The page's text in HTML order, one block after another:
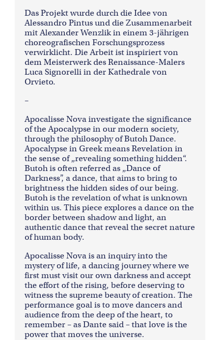
Das Projekt wurde durch die Idee von
Alessandro Pintus und die Zusammenarbeit
mit Alexander Wenzlik in einem 3-jährigen
choreografischen Forschungsprozess
verwirklicht. Die Arbeit ist inspiriert von
dem Meisterwerk des Renaissance-Malers
Luca Signorelli in der Kathedrale von
Orvieto.
–
Apocalisse Nova investigate the significance
of the Apocalypse in our modern society,
through the philosophy of Butoh Dance.
Apocalypse in Greek means Revelation in
the sense of „revealing something hidden“.
Butoh is often referred as „Dance of
Darkness”, a dance, that aims to bring to
brightness the hidden sides of our being.
Butoh is the revelation of what is unknown
within us. This piece explores a dance on the
border between shadow and light, an
authentic dance that reveal the secret nature
of human body.
Apocalisse Nova is an inquiry into the
mystery of life, a dancing journey where we
first must visit our own darkness and accept
the effort of the rising, before deserving to
witness the supreme beauty of creation. The
performance goal is to move dancers and
audience from the deep of the heart, to
remember – as Dante said – that love is the
power that moves the universe.